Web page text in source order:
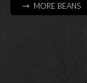
→ MORE BEANS